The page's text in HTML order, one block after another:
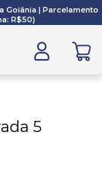
Goiânia | Parcelamento
R$50)
5